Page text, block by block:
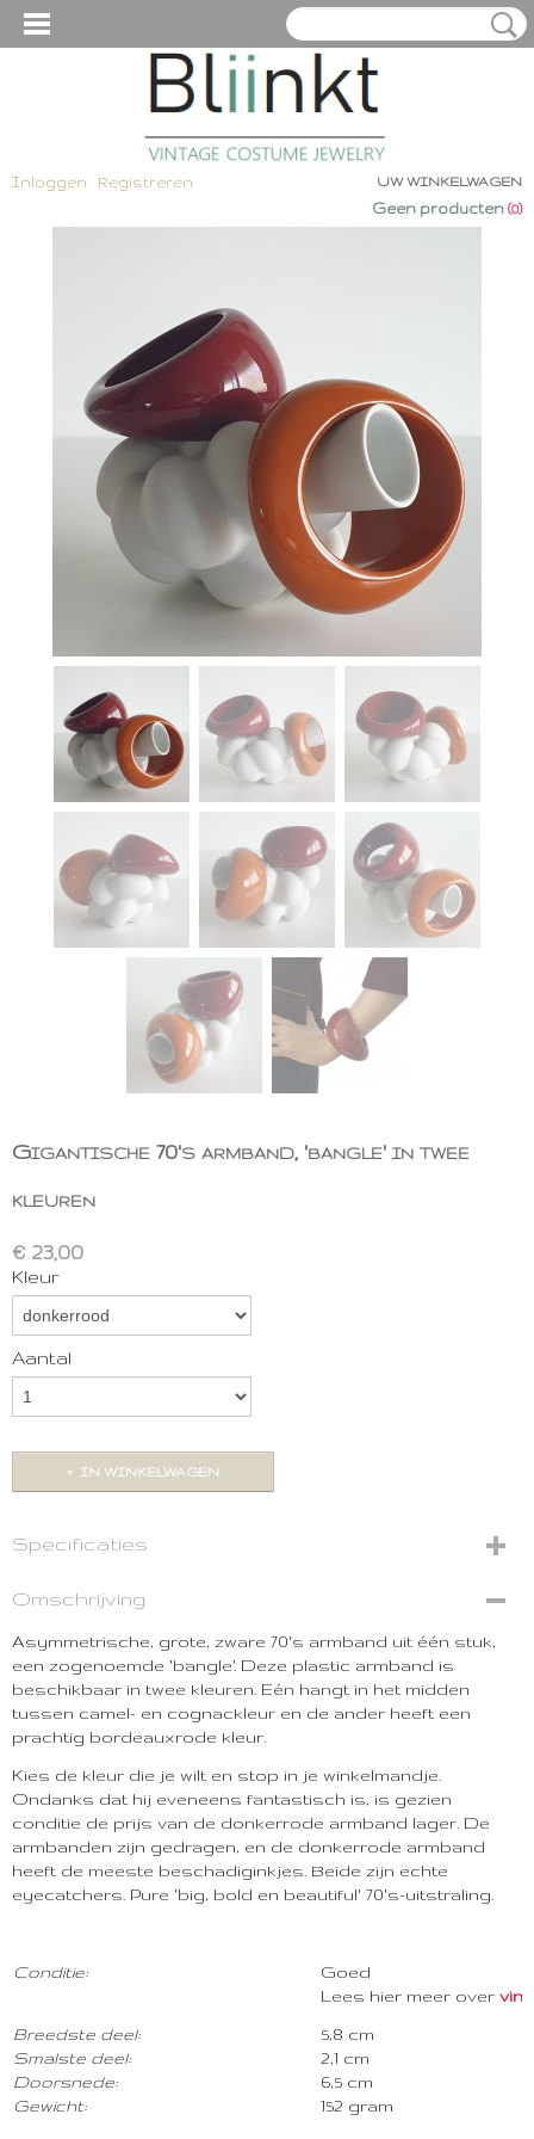
Inloggen Registreren UW WINKELWAGEN
Geen producten (0)
Gigantische 70's armband, 'bangle' in twee
kleuren
€ 23,00
Kleur
Aantal
IN WINKELWAGEN
Specificaties
Omschrijving
Asymmetrische, grote, zware 70's armband uit één stuk,
een zogenoemde 'bangle'. Deze plastic armband is
beschikbaar in twee kleuren. Eén hangt in het midden
tussen camel- en cognackleur en de ander heeft een
prachtig bordeauxrode kleur.
Kies de kleur die je wilt en stop in je winkelmandje.
Ondanks dat hij eveneens fantastisch is, is gezien
conditie de prijs van de donkerrode armband lager. De
armbanden zijn gedragen, en de donkerrode armband
heeft de meeste beschadiginkjes. Beide zijn echte
eyecatchers. Pure 'big, bold en beautiful' 70's-uitstraling.
Conditie:
Breedste deel:
Smalste deel:
Doorsnede:
Gewicht:
Goed
Lees hier meer over
5,8 cm
2,1 cm
6,5 cm
152 gram